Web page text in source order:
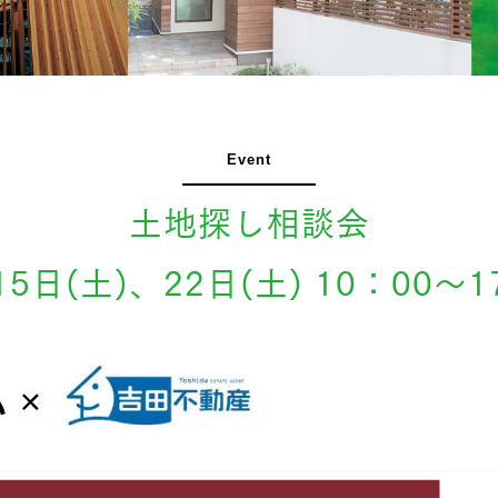
土地探し相談会
日(土)、22日(土) 10：00～
Event